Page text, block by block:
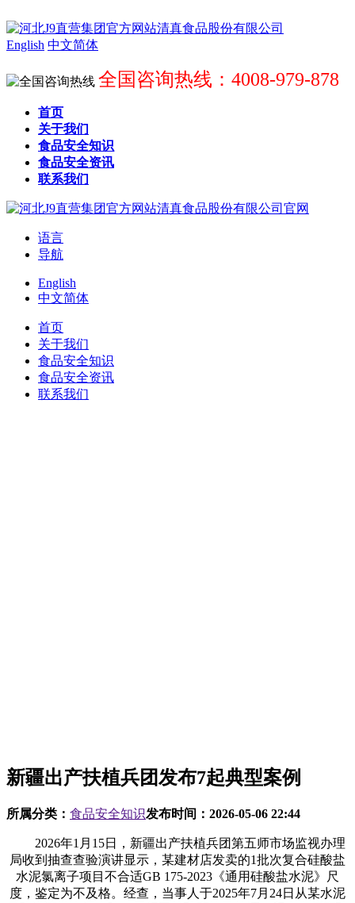
English 中文简体
全国咨询热线：4008-979-878
首页
关于我们
食品安全知识
食品安全资讯
联系我们
语言
导航
English
中文简体
首页
关于我们
食品安全知识
食品安全资讯
联系我们
新疆出产扶植兵团发布7起典型案例
所属分类： 食品安全知识发布时间： 2026-05-06 22:44
2026年1月15日，新疆出产扶植兵团第五师市场监视办理
局收到抽查查验演讲显示，某建材店发卖的1批次复合硅酸盐
水泥氯离子项目不合适GB 175-2023《通用硅酸盐水泥》尺
度，鉴定为不及格。经查，当事人于2025年7月24日从某水泥